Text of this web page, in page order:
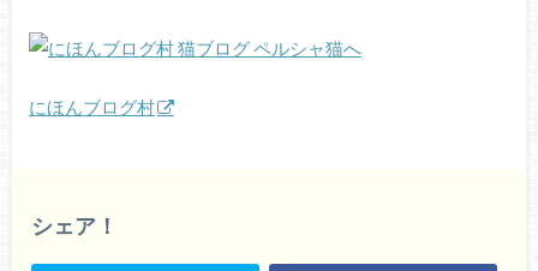
にほんブログ村
シェア！